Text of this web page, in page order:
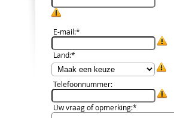
E-mail:*
Land:*
Telefoonnummer:
Uw vraag of opmerking:*